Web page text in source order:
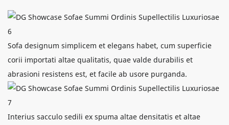
Sofa designum simplicem et elegans habet, cum superficie
corii importati altae qualitatis, quae valde durabilis et
abrasioni resistens est, et facile ab usore purganda.
Interius sacculo sedili ex spuma altae densitatis et altae